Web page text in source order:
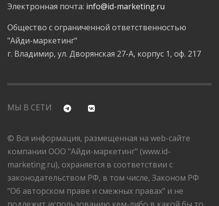
Электронная почта: info@id-marketing.ru
Общество с ограниченной ответственностью
"Айди-маркетинг"
г. Владимир, ул. Дворянская 27-А, корпус 1, оф. 217
МЫ В СЕТИ
© Вся информация, размещенная на web-сайте
компании ООО "Айди-маркетинг" (www.id-
marketing.ru), охраняется в соответствии с
законодательством РФ, в том числе, Законом РФ
"Об авторском праве и смежных правах" и не